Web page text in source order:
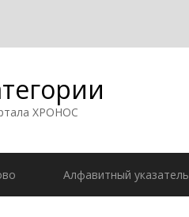
ХРОНОС
Алфавитный указатель